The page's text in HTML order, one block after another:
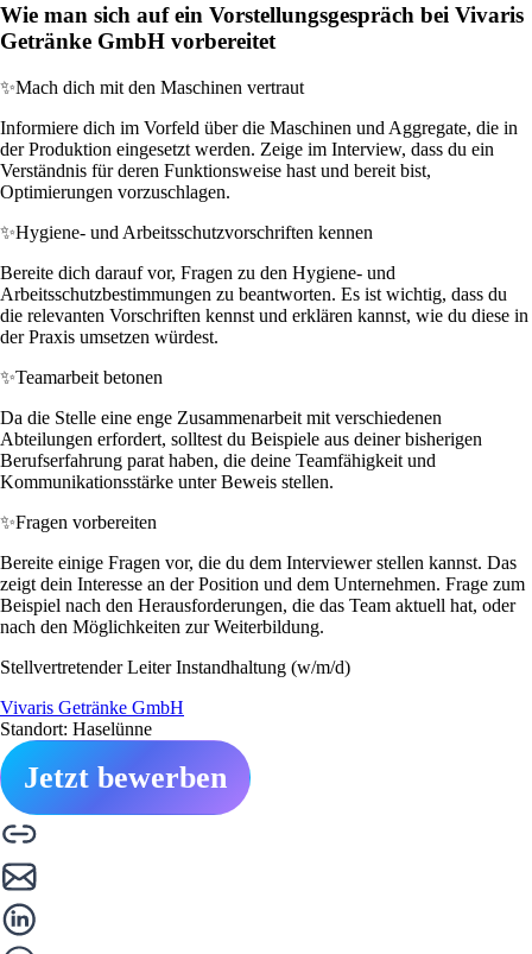
Wie man sich auf ein Vorstellungsgespräch bei Vivaris
Getränke GmbH vorbereitet
✨Mach dich mit den Maschinen vertraut
Informiere dich im Vorfeld über die Maschinen und Aggregate, die in
der Produktion eingesetzt werden. Zeige im Interview, dass du ein
Verständnis für deren Funktionsweise hast und bereit bist,
Optimierungen vorzuschlagen.
✨Hygiene- und Arbeitsschutzvorschriften kennen
Bereite dich darauf vor, Fragen zu den Hygiene- und
Arbeitsschutzbestimmungen zu beantworten. Es ist wichtig, dass du
die relevanten Vorschriften kennst und erklären kannst, wie du diese in
der Praxis umsetzen würdest.
✨Teamarbeit betonen
Da die Stelle eine enge Zusammenarbeit mit verschiedenen
Abteilungen erfordert, solltest du Beispiele aus deiner bisherigen
Berufserfahrung parat haben, die deine Teamfähigkeit und
Kommunikationsstärke unter Beweis stellen.
✨Fragen vorbereiten
Bereite einige Fragen vor, die du dem Interviewer stellen kannst. Das
zeigt dein Interesse an der Position und dem Unternehmen. Frage zum
Beispiel nach den Herausforderungen, die das Team aktuell hat, oder
nach den Möglichkeiten zur Weiterbildung.
Stellvertretender Leiter Instandhaltung (w/m/d)
Vivaris Getränke GmbH
Standort: Haselünne
Jetzt bewerben